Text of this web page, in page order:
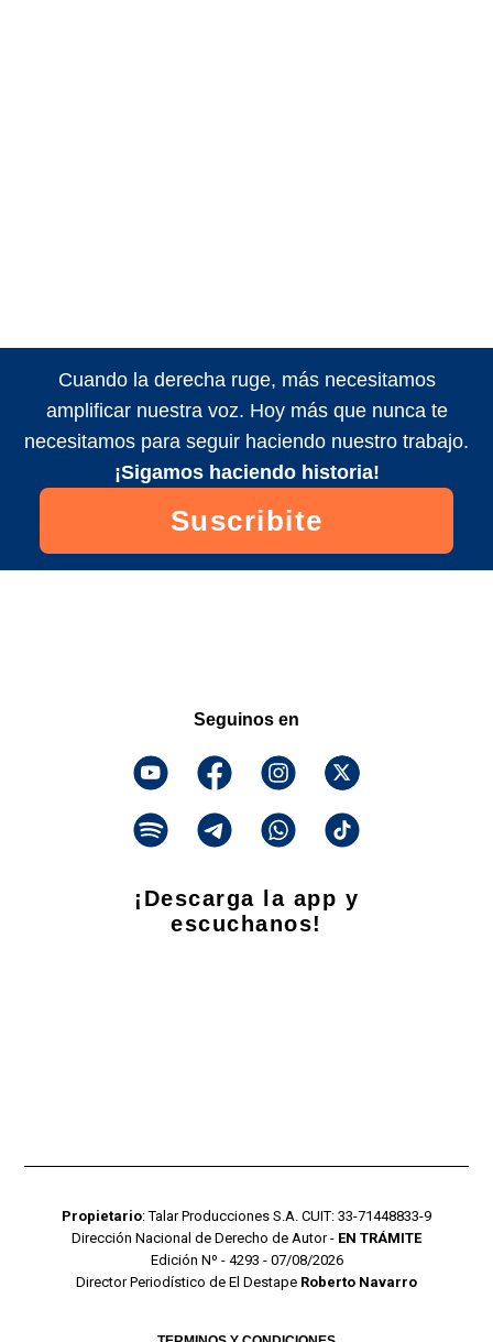
Cuando la derecha ruge, más necesitamos
amplificar nuestra voz. Hoy más que nunca te
necesitamos para seguir haciendo nuestro trabajo.
¡Sigamos haciendo historia!
Suscribite
Seguinos en
¡Descarga la app y
escuchanos!
Propietario: Talar Producciones S.A. CUIT: 33-71448833-9
Dirección Nacional de Derecho de Autor - EN TRÁMITE
Edición Nº - 4293 - 07/08/2026
Director Periodístico de El Destape Roberto Navarro